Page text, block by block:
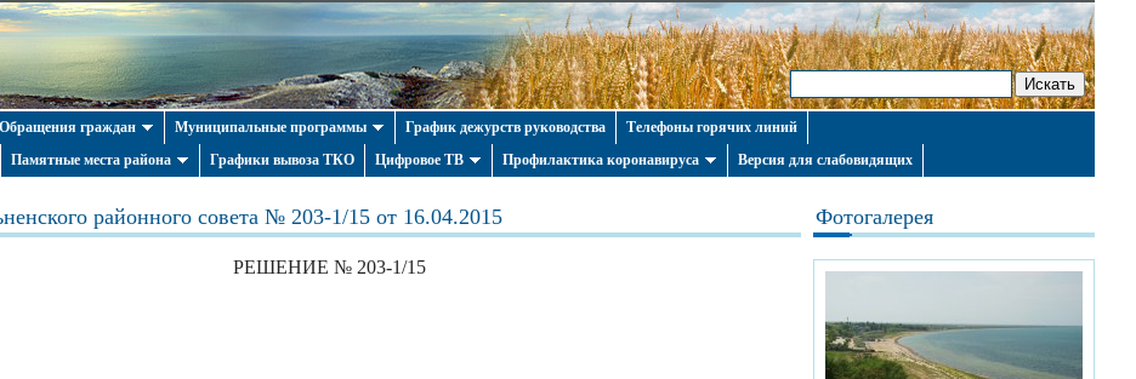
Обращения граждан Муниципальные программы График дежурств руководства
Телефоны горячих линий
Памятные места района Графики вывоза ТКО Цифровое ТВ Профилактика коронавируса Версия для слабовидящих
районного совета № 203-1/15 от 16.04.2015
РЕШЕНИЕ № 203-1/15
Фотогалерея